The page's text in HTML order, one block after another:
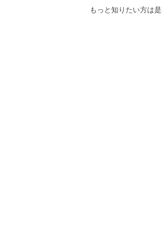
もっと知りたい方は